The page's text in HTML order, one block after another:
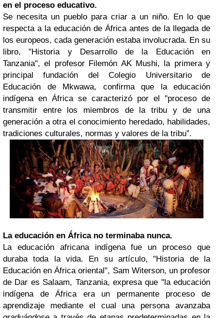
en el proceso educativo.
Se necesita un pueblo para criar a un niño. En lo que
respecta a la educación de África antes de la llegada de
los europeos, cada generación estaba involucrada. En su
libro, "Historia y Desarrollo de la Educación en
Tanzania", el profesor Filemón AK Mushi, la primera y
principal fundación del Colegio Universitario de
Educación de Mkwawa, confirma que la educación
indígena en África se caracterizó por el "proceso de
transmitir entre los miembros de la tribu y de una
generación a otra el conocimiento heredado, habilidades,
tradiciones culturales, normas y valores de la tribu”.
La educación en África no terminaba nunca.
La educación africana indígena fue un proceso que
duraba toda la vida. En su artículo, "Historia de la
Educación en África oriental", Sam Witerson, un profesor
de Dar es Salaam, Tanzania, expresa que "la educación
indígena de África era un permanente proceso de
aprendizaje mediante el cual una persona avanzaba